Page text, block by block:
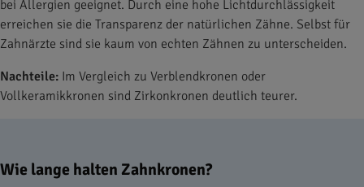
bei Allergien geeignet. Durch eine hohe Lichtdurchlässigkeit
erreichen sie die Transparenz der natürlichen Zähne. Selbst für
Zahnärzte sind sie kaum von echten Zähnen zu unterscheiden.
Nachteile: Im Vergleich zu Verblendkronen oder
Vollkeramikkronen sind Zirkonkronen deutlich teurer.
Wie lange halten Zahnkronen?